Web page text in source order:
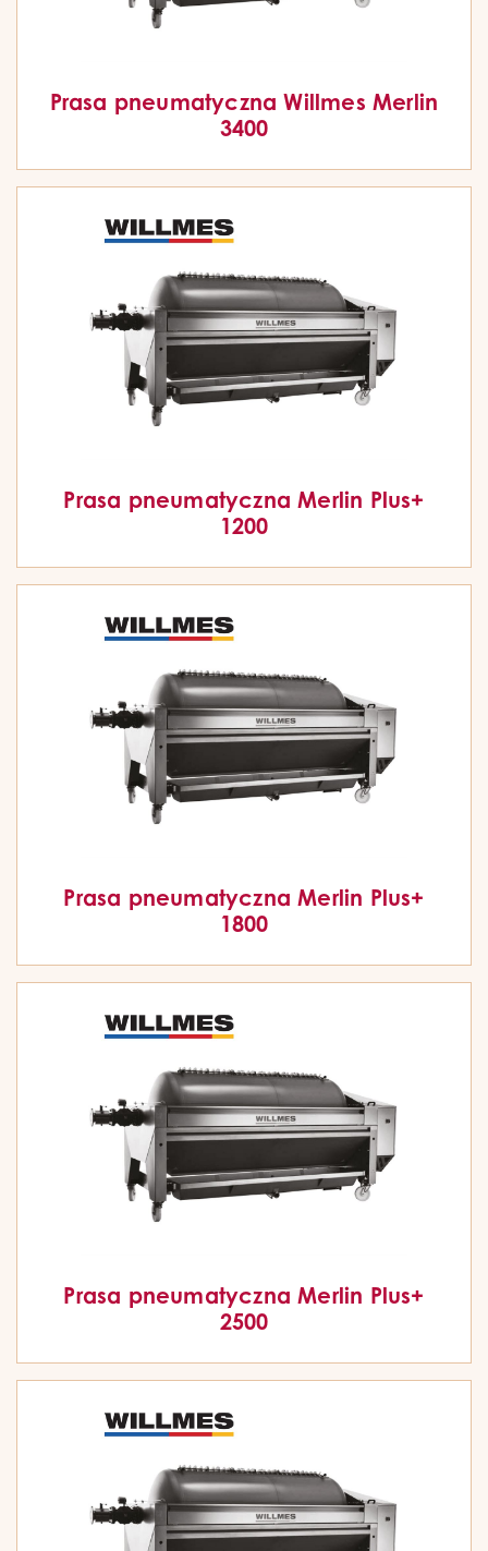
Prasa pneumatyczna Willmes Merlin
3400
Prasa pneumatyczna Merlin Plus+
1200
Prasa pneumatyczna Merlin Plus+
1800
Prasa pneumatyczna Merlin Plus+
2500